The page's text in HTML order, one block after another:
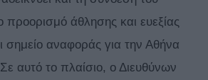
άθλησης και ευεξίας
σημείο αναφοράς για την Αθήνα
αυτό το πλαίσιο, ο Διευθύνων